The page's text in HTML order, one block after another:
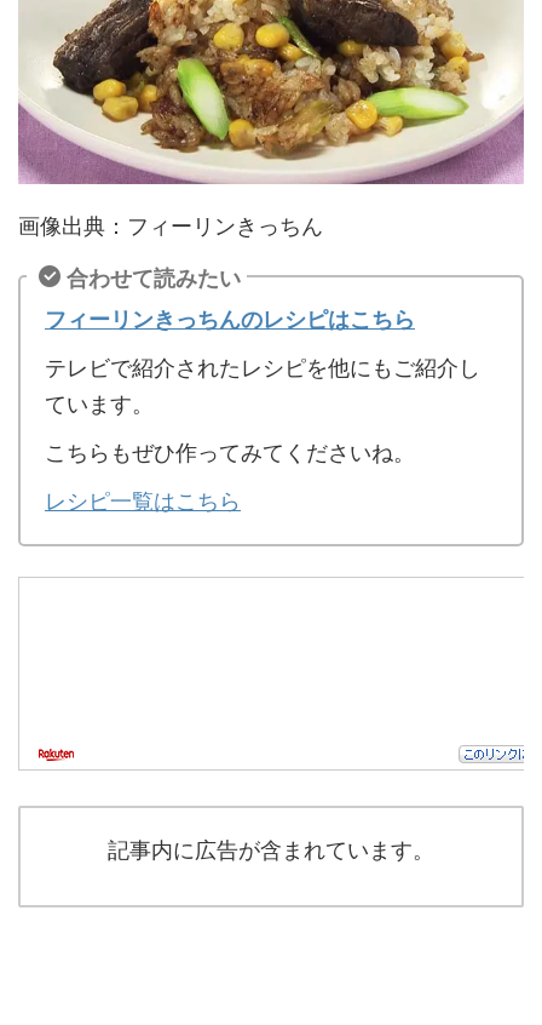
画像出典：フィーリンきっちん
合わせて読みたい
フィーリンきっちんのレシピはこちら
テレビで紹介されたレシピを他にもご紹介し
ています。
こちらもぜひ作ってみてくださいね。
レシピ一覧はこちら
記事内に広告が含まれています。